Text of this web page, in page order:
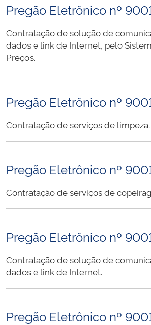
Pregão Eletrônico nº
Contratação de solução de
dados e link de Internet, pelo
Preços.
Pregão Eletrônico nº
Contratação de serviços de limpeza.
Pregão Eletrônico nº
Contratação de serviços de
Pregão Eletrônico nº
Contratação de solução de
dados e link de Internet.
Pregão Eletrônico nº